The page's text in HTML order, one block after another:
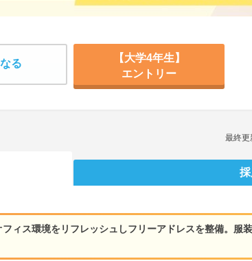
る
【大学4年生】
エントリー
最終
ィス環境をリフレッシュしフリーアドレスを整備。服